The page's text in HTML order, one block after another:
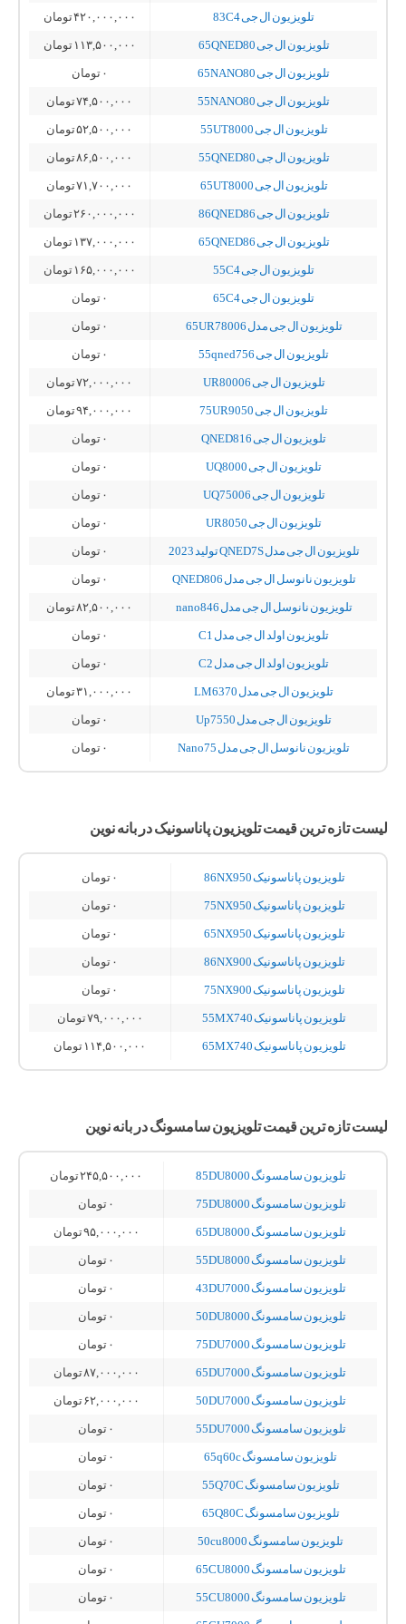
تلویزیون ال جی 83C4 ۴۲۰,۰۰۰,۰۰۰تومان
تلویزیون ال جی 65QNED80 ۱۱۳,۵۰۰,۰۰۰ تومان
تلویزیون ال جی 65NANO80 ۰ تومان
تلویزیون ال جی 55NANO80 ۷۴,۵۰۰,۰۰۰تومان
تلویزیون ال جی 55UT8000 ۵۲,۵۰۰,۰۰۰تومان
تلویزیون ال جی 55QNED80 ۸۶,۵۰۰,۰۰۰تومان
تلویزیون ال جی 65UT8000 ۷۱,۷۰۰,۰۰۰تومان
تلویزیون ال جی 86QNED86 ۲۶۰,۰۰۰,۰۰۰تومان
تلویزیون ال جی 65QNED86 ۱۳۷,۰۰۰,۰۰۰ تومان
تلویزیون ال جی 55C4 ۱۶۵,۰۰۰,۰۰۰ تومان
تلویزیون ال جی 65C4 ۰ تومان
تلویزیون ال جی مدل 65UR78006 ۰ تومان
تلویزیون ال جی 55qned756 ۰ تومان
تلویزیون ال جی UR80006 ۷۲,۰۰۰,۰۰۰تومان
تلویزیون ال جی 75UR9050 ۹۴,۰۰۰,۰۰۰تومان
تلویزیون ال جی QNED816 ۰ تومان
تلویزیون ال جی UQ8000 ۰ تومان
تلویزیون ال جی UQ75006 ۰ تومان
تلویزیون ال جی UR8050 ۰ تومان
تلویزیون ال جی مدل QNED7S تولید 2023 ۰ تومان
تلویزیون نانوسل ال جی مدل QNED806 ۰ تومان
تلویزیون نانوسل ال جی مدل nano846 ۸۲,۵۰۰,۰۰۰تومان
تلویزیون اولد ال جی مدل C1 ۰ تومان
تلویزیون اولد ال جی مدل C2 ۰ تومان
تلویزیون ال جی مدل LM6370 ۳۱,۰۰۰,۰۰۰تومان
تلویزیون ال جی مدل Up7550 ۰ تومان
تلویزیون نانوسل ال جی مدل Nano75 ۰ تومان
لیست تازه ترین قیمت تلویزیون پاناسونیک در بانه نوین
تلویزیون پاناسونیک 86NX950 ۰ تومان
تلویزیون پاناسونیک 75NX950 ۰ تومان
تلویزیون پاناسونیک 65NX950 ۰ تومان
تلویزیون پاناسونیک 86NX900 ۰ تومان
تلویزیون پاناسونیک 75NX900 ۰ تومان
تلویزیون پاناسونیک 55MX740 ۷۹,۰۰۰,۰۰۰تومان
تلویزیون پاناسونیک 65MX740 ۱۱۴,۵۰۰,۰۰۰ تومان
لیست تازه ترین قیمت تلویزیون سامسونگ در بانه نوین
تلویزیون سامسونگ 85DU8000 ۲۴۵,۵۰۰,۰۰۰تومان
تلویزیون سامسونگ 75DU8000 ۰ تومان
تلویزیون سامسونگ 65DU8000 ۹۵,۰۰۰,۰۰۰تومان
تلویزیون سامسونگ 55DU8000 ۰ تومان
تلویزیون سامسونگ 43DU7000 ۰ تومان
تلویزیون سامسونگ 50DU8000 ۰ تومان
تلویزیون سامسونگ 75DU7000 ۰ تومان
تلویزیون سامسونگ 65DU7000 ۸۷,۰۰۰,۰۰۰تومان
تلویزیون سامسونگ 50DU7000 ۶۲,۰۰۰,۰۰۰تومان
تلویزیون سامسونگ 55DU7000 ۰ تومان
تلویزیون سامسونگ 65q60c ۰ تومان
تلویزیون سامسونگ 55Q70C ۰ تومان
تلویزیون سامسونگ 65Q80C ۰ تومان
تلویزیون سامسونگ 50cu8000 ۰ تومان
تلویزیون سامسونگ 65CU8000 ۰ تومان
تلویزیون سامسونگ 55CU8000 ۰ تومان